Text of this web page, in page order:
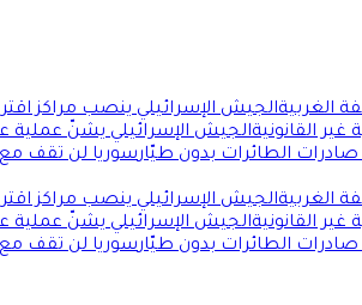
الغربيةالجيش الإسرائيلي ينصب مراكز
القانونيةالجيش الإسرائيلي يشنّ
الطائرات بدون طيّارسوريا لن تقف مع
الغربيةالجيش الإسرائيلي ينصب مراكز
القانونيةالجيش الإسرائيلي يشنّ
الطائرات بدون طيّارسوريا لن تقف مع